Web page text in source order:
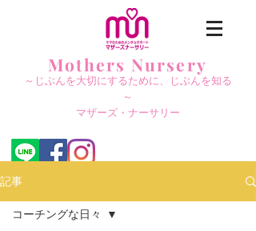
Mothers Nursery
～じぶんを大切にするために、じぶんを知る
～
​マザーズ・ナーサリー
記事
コーチングな日々